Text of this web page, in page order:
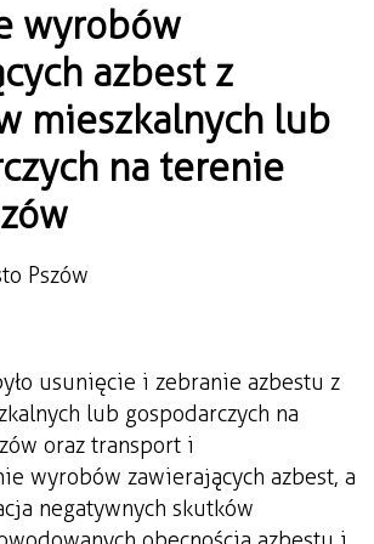
wyrobów
azbest z
mieszkalnych lub
na terenie
Pszów
usunięcie i zebranie azbestu z
lub gospodarczych na
oraz transport i
wyrobów zawierających azbest, a
negatywnych skutków